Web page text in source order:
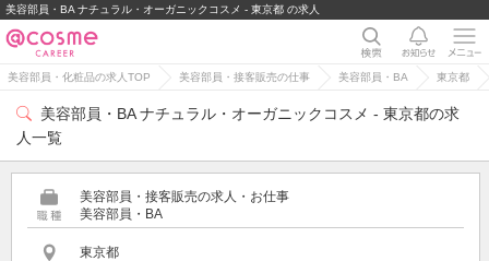
美容部員・BA ナチュラル・オーガニックコスメ - 東京都 の求人
美容部員・化粧品の求人TOP 美容部員・接客販売の仕事 美容部員・BA 東京都
美容部員・BA ナチュラル・オーガニックコスメ - 東京都の求
人一覧
美容部員・接客販売の求人・お仕事
美容部員・BA
東京都